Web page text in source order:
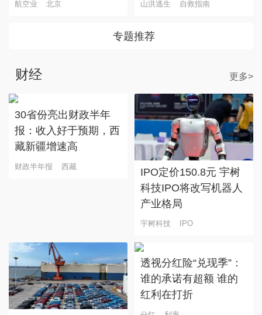
航空业 北京 山洪逃生 自救指南
专题推荐
财经 更多>
30省份亮出财政半年
报：收入好于预期，西
藏新疆增速高
财政半年报 西藏
IPO定价150.8元 宇树
科技IPO将改写机器人
产业格局
宇树科技 IPO
透视分红险“兑现季”：
谁的承诺有超额 谁的
红利在打折